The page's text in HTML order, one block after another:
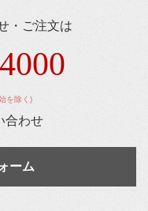
・ご注文は
を除く)
合わせ
ーム